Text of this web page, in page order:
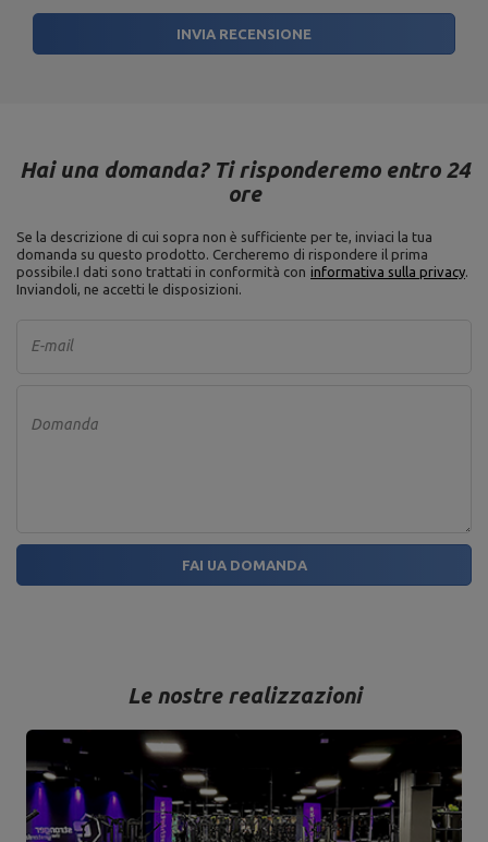
INVIA RECENSIONE
Hai una domanda? Ti risponderemo entro 24
ore
Se la descrizione di cui sopra non è sufficiente per te, inviaci la tua
domanda su questo prodotto. Cercheremo di rispondere il prima
possibile.I dati sono trattati in conformità con informativa sulla privacy.
Inviandoli, ne accetti le disposizioni.
E-mail
Domanda
FAI UA DOMANDA
Le nostre realizzazioni